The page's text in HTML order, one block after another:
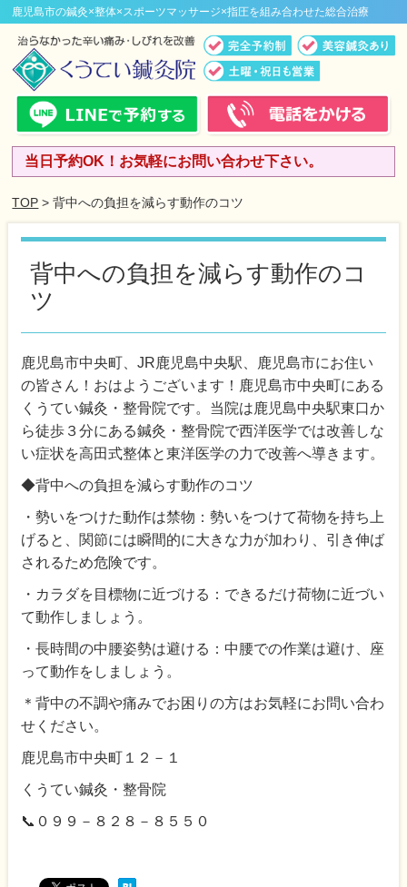
鹿児島市の鍼灸×整体×スポーツマッサージ×指圧を組み合わせた総合治療
当日予約OK！お気軽にお問い合わせ下さい。
TOP > 背中への負担を減らす動作のコツ
背中への負担を減らす動作のコ
ツ
鹿児島市中央町、JR鹿児島中央駅、鹿児島市にお住い
の皆さん！おはようございます！鹿児島市中央町にある
くうてい鍼灸・整骨院です。当院は鹿児島中央駅東口か
ら徒歩３分にある鍼灸・整骨院で西洋医学では改善しな
い症状を高田式整体と東洋医学の力で改善へ導きます。
◆背中への負担を減らす動作のコツ
・勢いをつけた動作は禁物：勢いをつけて荷物を持ち上
げると、関節には瞬間的に大きな力が加わり、引き伸ば
されるため危険です。
・カラダを目標物に近づける：できるだけ荷物に近づい
て動作しましょう。
・長時間の中腰姿勢は避ける：中腰での作業は避け、座
って動作をしましょう。
＊背中の不調や痛みでお困りの方はお気軽にお問い合わ
せください。
鹿児島市中央町１２－１
くうてい鍼灸・整骨院
📞０９９－８２８－８５５０